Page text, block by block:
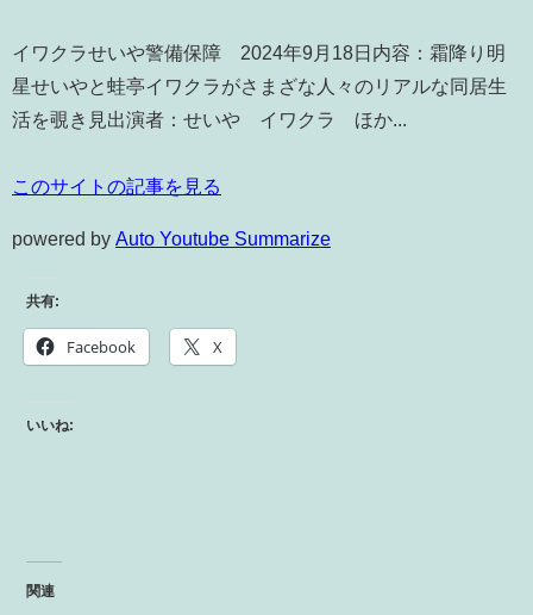
イワクラせいや警備保障 2024年9月18日内容：霜降り明
星せいやと蛙亭イワクラがさまざな人々のリアルな同居生
活を覗き見出演者：せいや イワクラ ほか...
このサイトの記事を見る
powered by Auto Youtube Summarize
共有:
Facebook X
いいね:
関連